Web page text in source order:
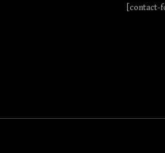
[contact-